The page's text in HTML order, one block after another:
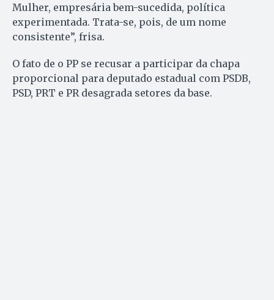
Mulher, empresária bem-sucedida, política
experimentada. Trata-se, pois, de um nome
consistente”, frisa.
O fato de o PP se recusar a participar da chapa
proporcional para deputado estadual com PSDB,
PSD, PRT e PR desagrada setores da base.